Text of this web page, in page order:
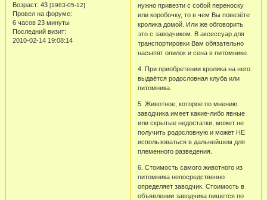
Возраст: 43 [1983-05-12]
Провел на форуме:
6 часов 23 минуты
Последний визит:
2010-02-14 19:08:14
нужно привезти с собой переноску
или коробочку, то в чем Вы повезёте
кролика домой. Или же обговорить
это с заводчиком. В аксессуар для
транспортировки Вам обязательно
насыпят опилок и сена в питомнике.
4. При приобретении кролика на него
выдаётся родословная клуба или
питомника.
5. Животное, которое по мнению
заводчика имеет какие-либо явные
или скрытые недостатки, может не
получить родословную и может НЕ
использоваться в дальнейшем для
племенного разведения.
6. Стоимость самого животного из
питомника непосредственно
определяет заводчик. Стоимость в
объявлении заводчика пишется по